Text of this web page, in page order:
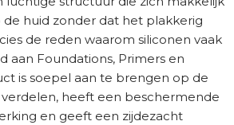
huid zonder dat het plakkerig
de reden waarom siliconen vaak
aan Foundations, Primers en
is soepel aan te brengen op de
verdelen, heeft een beschermende
en geeft een zijdezacht